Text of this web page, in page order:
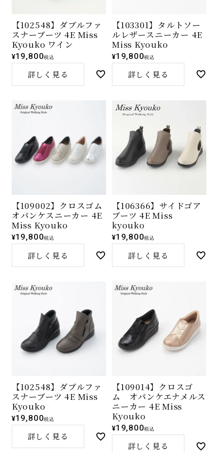
【102548】ダブルファ
スナーブーツ 4E Miss
Kyouko ワイン
¥19,800税込
詳しく見る
【103301】タルトソー
ルレザースニーカー 4E
Miss Kyouko
¥19,800税込
詳しく見る
【109002】クロスゴム
オパンケスニーカー 4E
Miss Kyouko
¥19,800税込
詳しく見る
【106366】サイドゴア
ブーツ 4E Miss
kyouko
¥19,800税込
詳しく見る
【102548】ダブルファ
スナーブーツ 4E Miss
Kyouko
¥19,800税込
詳しく見る
【109014】クロスゴ
ム オパンケエナメルス
ニーカー 4E Miss
Kyouko
¥19,800税込
詳しく見る